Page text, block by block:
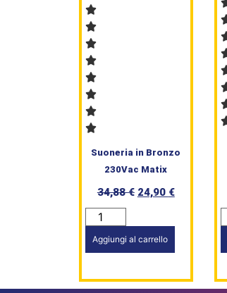
Suoneria in Bronzo
230Vac Matix
34,88€ 24,90 €
Aggiungi al carrello